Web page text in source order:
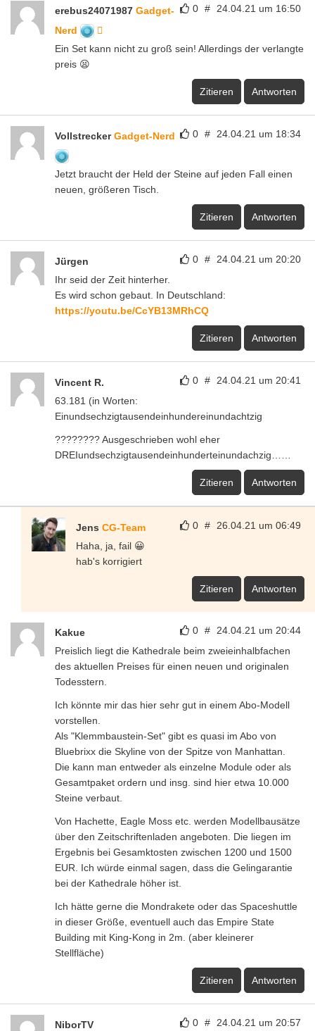
0 # 24.04.21 um 16:50
erebus24071987 Gadget-
Nerd
Ein Set kann nicht zu groß sein! Allerdings der verlangte
preis 😫
Zitieren Antworten
0 # 24.04.21 um 18:34
VollstreckerGadget-Nerd
Jetzt braucht der Held der Steine auf jeden Fall einen
neuen, größeren Tisch.
Zitieren Antworten
0 # 24.04.21 um 20:20
Jürgen
Ihr seid der Zeit hinterher.
Es wird schon gebaut. In Deutschland:
https://youtu.be/CcYB13MRhCQ
Zitieren Antworten
0 # 24.04.21 um 20:41
Vincent R.
63.181 (in Worten:
Einundsechzigtausendeinhundereinundachtzig
???????? Ausgeschrieben wohl eher
DREIundsechzigtausendeinhunderteinundachzig……
Zitieren Antworten
0 # 26.04.21 um 06:49
Jens CG-Team
Haha, ja, fail 😀
hab's korrigiert
Zitieren Antworten
0 # 24.04.21 um 20:44
Kakue
Preislich liegt die Kathedrale beim zweieinhalbfachen
des aktuellen Preises für einen neuen und originalen
Todesstern.
Ich könnte mir das hier sehr gut in einem Abo-Modell
vorstellen.
Als "Klemmbaustein-Set" gibt es quasi im Abo von
Bluebrixx die Skyline von der Spitze von Manhattan.
Die kann man entweder als einzelne Module oder als
Gesamtpaket ordern und insg. sind hier etwa 10.000
Steine verbaut.
Von Hachette, Eagle Moss etc. werden Modellbausätze
über den Zeitschriftenladen angeboten. Die liegen im
Ergebnis bei Gesamktosten zwischen 1200 und 1500
EUR. Ich würde einmal sagen, dass die Gelingarantie
bei der Kathedrale höher ist.
Ich hätte gerne die Mondrakete oder das Spaceshuttle
in dieser Größe, eventuell auch das Empire State
Building mit King-Kong in 2m. (aber kleinerer
Stellfläche)
Zitieren Antworten
0 # 24.04.21 um 20:57
NiborTV